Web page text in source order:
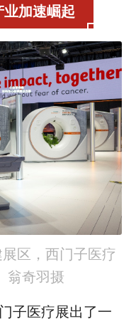
业加速崛起
区，西门子医疗
翁奇羽摄
子医疗展出了一